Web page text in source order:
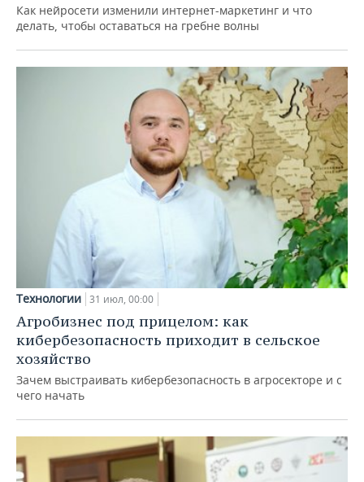
Как нейросети изменили интернет-маркетинг и что
делать, чтобы оставаться на гребне волны
Технологии 31 июл, 00:00
Агробизнес под прицелом: как
кибербезопасность приходит в сельское
хозяйство
Зачем выстраивать кибербезопасность в агросекторе и с
чего начать